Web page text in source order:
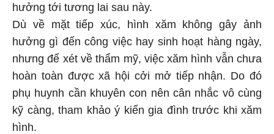
hưởng tới tương lai sau này.
Dù về mặt tiếp xúc, hình xăm không gây ảnh
hưởng gì đến công việc hay sinh hoạt hàng ngày,
nhưng để xét về thẩm mỹ, việc xăm hình vẫn chưa
hoàn toàn được xã hội cởi mở tiếp nhận. Do đó
phụ huynh cần khuyên con nên cân nhắc vô cùng
kỹ càng, tham khảo ý kiến gia đình trước khi xăm
hình.